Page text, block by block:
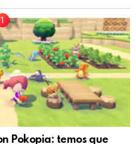
Pokopia: temos que